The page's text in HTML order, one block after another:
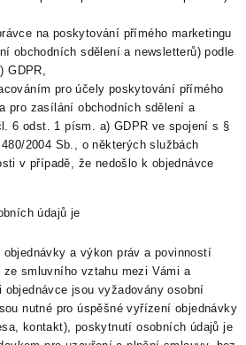
na poskytování přímého marketingu
obchodních sdělení a newsletterů) podle
GDPR,
pro účely poskytování přímého
pro zasílání obchodních sdělení a
6 odst. 1 písm. a) GDPR ve spojení s §
2004 Sb., o některých službách
v případě, že nedošlo k objednávce
údajů je
a výkon práv a povinností
smluvního vztahu mezi Vámi a
objednávce jsou vyžadovány osobní
nutné pro úspěšné vyřízení objednávky
kontakt), poskytnutí osobních údajů je